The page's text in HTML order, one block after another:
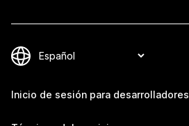
Inicio de sesión para desarrolladores